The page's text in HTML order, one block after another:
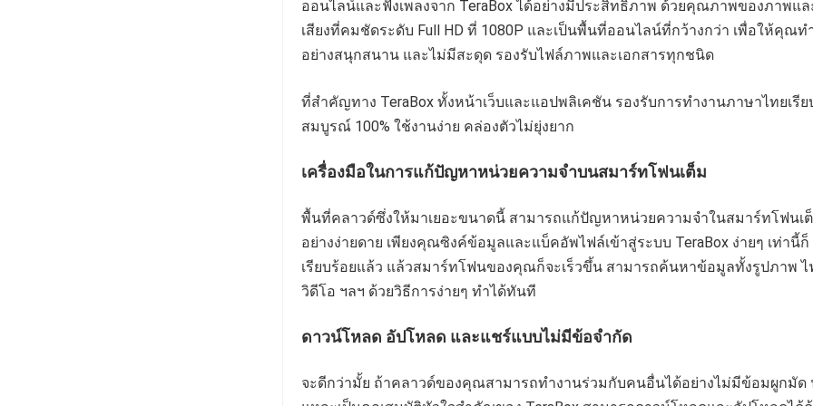
ออนไลน์และฟังเพลงจาก TeraBox ได้อย่างมีประสิทธิภาพ ด้วยคุณภาพของภาพแล
เสียงที่คมชัดระดับ Full HD ที่ 1080P และเป็นพื้นที่ออนไลน์ที่กว้างกว่า เพื่อให้คุณท
อย่างสนุกสนาน และไม่มีสะดุด รองรับไฟล์ภาพและเอกสารทุกชนิด
ที่สำคัญทาง TeraBox ทั้งหน้าเว็บและแอปพลิเคชัน รองรับการทำงานภาษาไทยเรีย
สมบูรณ์ 100% ใช้งานง่าย คล่องตัวไม่ยุ่งยาก
เครื่องมือในการแก้ปัญหาหน่วยความจำบนสมาร์ทโฟนเต็ม
พื้นที่คลาวด์ซึ่งให้มาเยอะขนาดนี้ สามารถแก้ปัญหาหน่วยความจำในสมาร์ทโฟนเ
อย่างง่ายดาย เพียงคุณซิงค์ข้อมูลและแบ็คอัพไฟล์เข้าสู่ระบบ TeraBox ง่ายๆ เท่านี้ก็
เรียบร้อยแล้ว แล้วสมาร์ทโฟนของคุณก็จะเร็วขึ้น สามารถค้นหาข้อมูลทั้งรูปภาพ ไ
วิดีโอ ฯลฯ ด้วยวิธีการง่ายๆ ทำได้ทันที
ดาวน์โหลด อัปโหลด และแชร์แบบไม่มีข้อจำกัด
จะดีกว่ามั้ย ถ้าคลาวด์ของคุณสามารถทำงานร่วมกับคนอื่นได้อย่างไม่มีข้อมผูกมัด